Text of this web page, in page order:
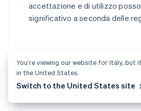
accettazione e di utilizzo
significativo a seconda delle
I vantaggi di
Diners Club
You’re viewing our website for Italy, but
in the United States.
Switch to the United States site